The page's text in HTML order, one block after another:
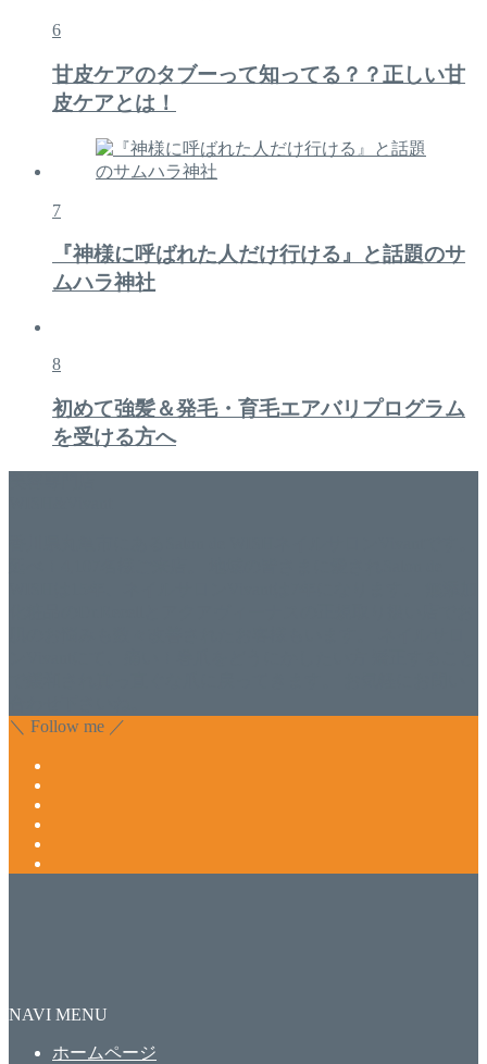
6
甘皮ケアのタブーって知ってる？？正しい甘
皮ケアとは！
7
『神様に呼ばれた人だけ行ける』と話題のサ
ムハラ神社
8
初めて強髪＆発毛・育毛エアバリプログラム
を受ける方へ
＼ Follow me ／
NAVI MENU
ホームページ